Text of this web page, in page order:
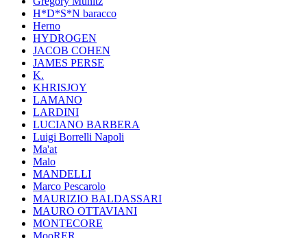
H*D*S*N baracco
Herno
HYDROGEN
JACOB COHEN
JAMES PERSE
K.
KHRISJOY
LAMANO
LARDINI
LUCIANO BARBERA
Luigi Borrelli Napoli
Ma'at
Malo
MANDELLI
Marco Pescarolo
MAURIZIO BALDASSARI
MAURO OTTAVIANI
MONTECORE
MooRER